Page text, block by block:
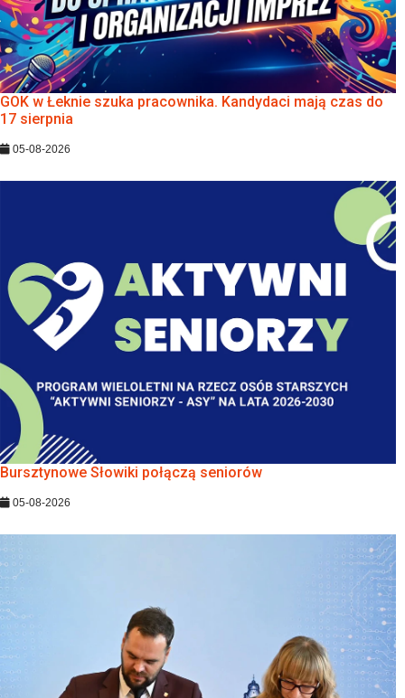
GOK w Łeknie szuka pracownika. Kandydaci mają czas do
17 sierpnia
05-08-2026
Bursztynowe Słowiki połączą seniorów
05-08-2026